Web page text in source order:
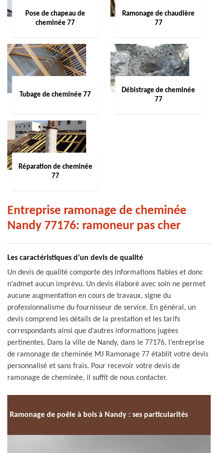
Pose de chapeau de
cheminée 77
Ramonage de chaudière
77
Tubage de cheminée 77
Débistrage de cheminée
77
Réparation de cheminée
77
Entreprise ramonage de cheminée
Nandy 77176: ramoneur pas cher
Les caractéristiques d’un devis de qualité
Un devis de qualité comporte des informations fiables et donc
n’admet aucun imprévu. Un devis élaboré avec soin ne permet
aucune augmentation en cours de travaux, signe du
professionnalisme du fournisseur de service. En général, un
devis comprend les détails de la prestation et les tarifs
correspondants ainsi que d’autres informations jugées
pertinentes. Dans la ville de Nandy, dans le 77176, l’entreprise
de ramonage de cheminée MJ Ramonage 77 établit votre devis
personnalisé et sans frais. Pour recevoir votre devis de
ramonage de cheminée, il suffit de nous contacter.
Ramonage de poêle à bois à Nandy : ses particularités